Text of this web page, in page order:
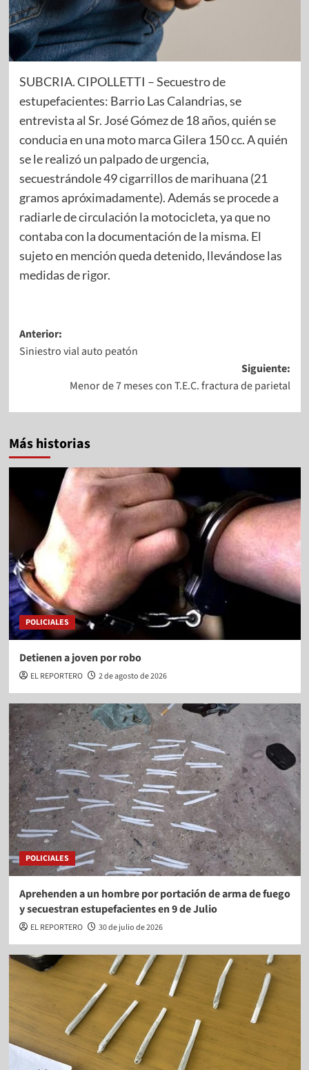
SUBCRIA. CIPOLLETTI – Secuestro de
estupefacientes: Barrio Las Calandrias, se
entrevista al Sr. José Gómez de 18 años, quién se
conducia en una moto marca Gilera 150 cc. A quién
se le realizó un palpado de urgencia,
secuestrándole 49 cigarrillos de marihuana (21
gramos apróximadamente). Además se procede a
radiarle de circulación la motocicleta, ya que no
contaba con la documentación de la misma. El
sujeto en mención queda detenido, llevándose las
medidas de rigor.
Anterior:
Siniestro vial auto peatón
Siguiente:
Menor de 7 meses con T.E.C. fractura de parietal
Más historias
POLICIALES
Detienen a joven por robo
EL REPORTERO 2 de agosto de 2026
POLICIALES
Aprehenden a un hombre por portación de arma de fuego
y secuestran estupefacientes en 9 de Julio
EL REPORTERO 30 de julio de 2026